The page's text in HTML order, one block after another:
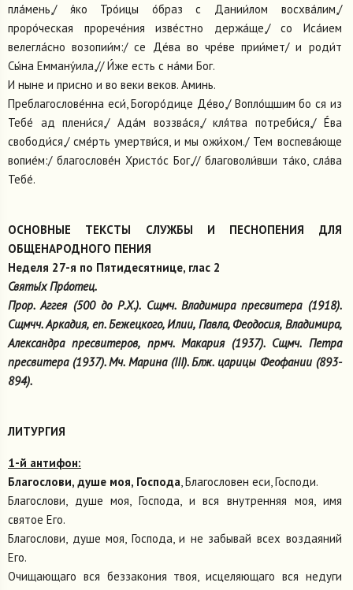
пла́мень,/ я́ко Тро́ицы о́браз с Дании́лом восхва́лим,/
проро́ческая прорече́ния изве́стно держа́ще,/ со Иса́ием
велегла́сно возопии́м:/ се Де́ва во чре́ве прии́мет/ и роди́т
Сы́на Емману́ила,// И́же есть с на́ми Бог.
И ныне и присно и во веки веков. Аминь.
Преблагослове́нна еси́, Богоро́дице Де́во,/ Вопло́щшим бо ся из
Тебе́ ад плени́ся,/ Ада́м воззва́ся,/ кля́тва потреби́ся,/ Е́ва
свободи́ся,/ сме́рть умертви́ся, и мы ожи́хом./ Тем воспева́юще
вопие́м:/ благослове́н Христо́с Бог,// благоволи́вши та́ко, сла́ва
Тебе́.
ОСНОВНЫЕ ТЕКСТЫ СЛУЖБЫ И ПЕСНОПЕНИЯ ДЛЯ
ОБЩЕНАРОДНОГО ПЕНИЯ
Неделя 27-я по Пятидесятнице, глас 2
Святы́х Пра́отец.
Прор. Аггея (500 до Р.Х.). Сщмч. Владимира пресвитера (1918).
Сщмчч. Аркадия, еп. Бежецкого, Илии, Павла, Феодосия, Владимира,
Александра пресвитеров, прмч. Макария (1937). Сщмч. Петра
пресвитера (1937). Мч. Марина (III). Блж. царицы Феофании (893-
894).
ЛИТУРГИЯ
1-й антифон:
Благослови, душе моя, Господа, Благословен еси, Господи.
Благослови, душе моя, Господа, и вся внутренняя моя, имя
святое Его.
Благослови, душе моя, Господа, и не забывай всех воздаяний
Его.
Очищающаго вся беззакония твоя, исцеляющаго вся недуги